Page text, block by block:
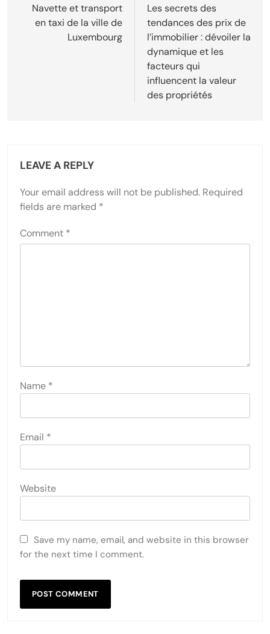
navigation
Navette et transport
en taxi de la ville de
Luxembourg
Les secrets des
tendances des prix de
l’immobilier : dévoiler la
dynamique et les
facteurs qui
influencent la valeur
des propriétés
LEAVE A REPLY
Your email address will not be published. Required
fields are marked *
Comment *
Name *
Email *
Website
Save my name, email, and website in this browser
for the next time I comment.